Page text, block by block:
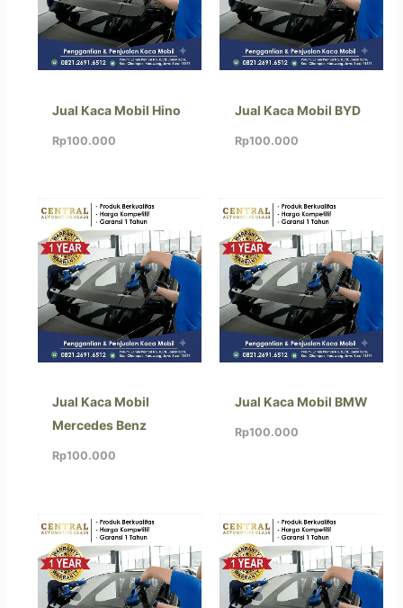
Jual Kaca Mobil Hino
Rp100.000
Jual Kaca Mobil BYD
Rp100.000
Jual Kaca Mobil
Mercedes Benz
Rp100.000
Jual Kaca Mobil BMW
Rp100.000